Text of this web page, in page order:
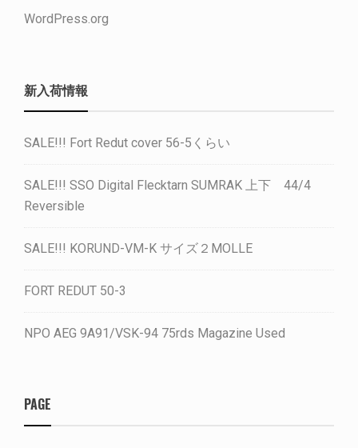
WordPress.org
新入荷情報
SALE!!! Fort Redut cover 56-5くらい
SALE!!! SSO Digital Flecktarn SUMRAK 上下 44/4
Reversible
SALE!!! KORUND-VM-K サイズ２MOLLE
FORT REDUT 50-3
NPO AEG 9A91/VSK-94 75rds Magazine Used
PAGE